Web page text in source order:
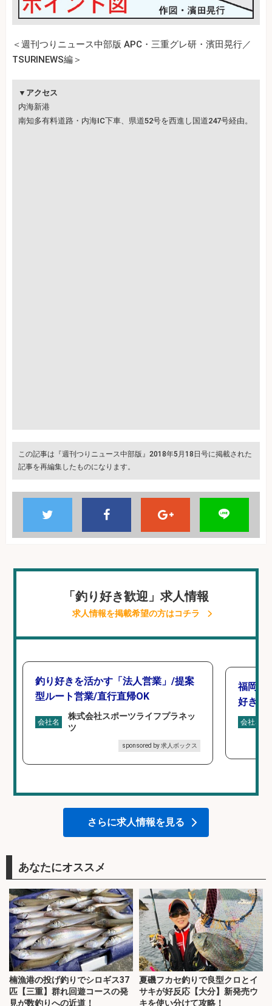
＜週刊つりニュース中部版 APC・三重グレ研・濱田晃行／
TSURINEWS編＞
▼アクセス
内海新港
南知多有料道路・内海IC下車、県道52号を西進し国道247号経由。
この記事は『週刊つりニュース中部版』2018年5月18日号に掲載された
記事を再編集したものになります。
「釣り好き歓迎」求人情報
求人情報を掲載希望の方はコチラ
釣り好きを活かす「法人営業」/提案
型ルート営業/直行直帰OK
会社名
株式会社スポーツライフプラネッ
ツ
sponsored by 求人ボックス
福岡/
好き歓
会社名
さらに求人情報を見る
あなたにオススメ
楠漁港の投げ釣りでシロギス37
匹【三重】群れ回遊コースの発
見が数釣りへの近道！
夏磯フカセ釣りで良型クロとイ
サキが好反応【大分】新発売ウ
キを使い分けて攻略！